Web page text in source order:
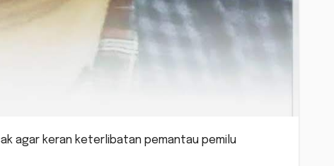
agar keran keterlibatan pemantau pemilu